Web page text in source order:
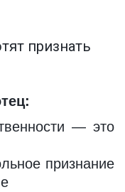
признать
— это
признание